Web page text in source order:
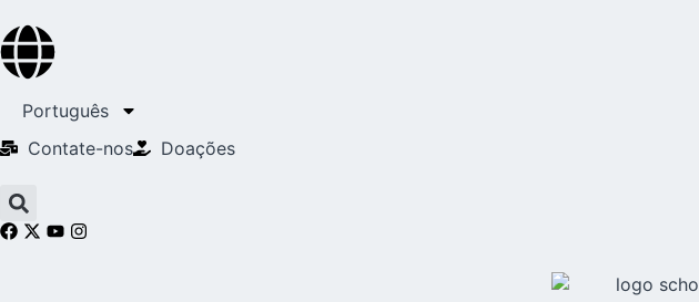
Português
Contate-nos
Doações